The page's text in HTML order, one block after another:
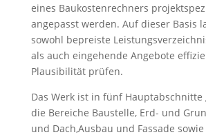
eines Baukostenrechners
angepasst werden. Auf dieser Basis
sowohl bepreiste
als auch eingehende Angebote
Plausibilität prüfen.
Das Werk ist in fünf Hauptabschnitte
die Bereiche Baustelle, Erd- und
und Dach,Ausbau und Fassade